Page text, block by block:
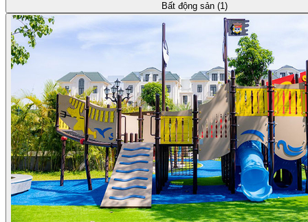
Bất động sản (1)